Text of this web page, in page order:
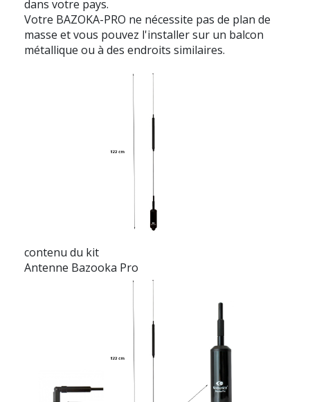
dans votre pays.
Votre BAZOKA-PRO ne nécessite pas de plan de
masse et vous pouvez l'installer sur un balcon
métallique ou à des endroits similaires.
contenu du kit
Antenne Bazooka Pro